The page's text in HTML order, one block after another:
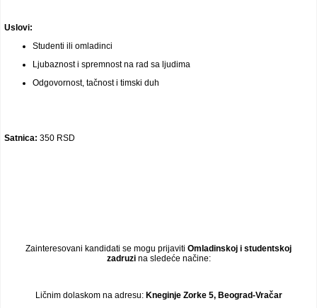
Uslovi:
Studenti ili omladinci
Ljubaznost i spremnost na rad sa ljudima
Odgovornost, tačnost i timski duh
Satnica: 350 RSD
Zainteresovani kandidati se mogu prijaviti Omladinskoj i studentskoj
zadruzina sledeće načine:
Ličnim dolaskom na adresu: Kneginje Zorke 5, Beograd-Vračar